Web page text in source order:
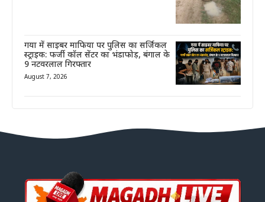
गया में साइबर माफिया पर पुलिस का सर्जिकल
स्ट्राइक: फर्जी कॉल सेंटर का भंडाफोड़, बंगाल के
9 नटवरलाल गिरफ्तार
August 7, 2026